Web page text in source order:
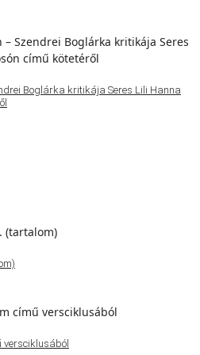
Boglárka kritikája Seres Lili Hanna
versciklusából